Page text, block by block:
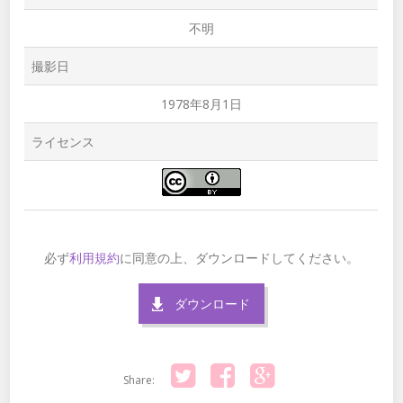
不明
撮影日
1978年8月1日
ライセンス
必ず利用規約に同意の上、ダウンロードしてください。
ダウンロード
Share: